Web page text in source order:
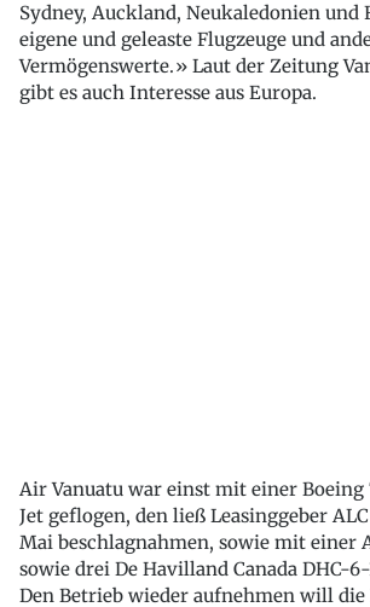
Sydney, Auckland, Neukaledonien und
eigene und geleaste Flugzeuge und
Vermögenswerte.» Laut der Zeitung
gibt es auch Interesse aus Europa.
Air Vanuatu war einst mit einer Boeing
Jet geflogen, den ließ Leasinggeber
Mai beschlagnahmen, sowie mit einer
sowie drei De Havilland Canada DHC-
Den Betrieb wieder aufnehmen will